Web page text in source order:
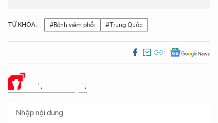
TỪ KHÓA: #Bệnh viêm phổi #Trung Quốc
Ý KIẾN CỦA BẠN